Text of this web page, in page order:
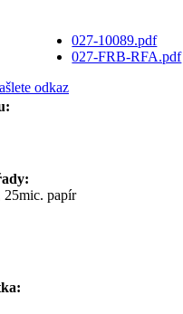
027-10089.pdf
027-FRB-RFA.pdf
odkaz
papír